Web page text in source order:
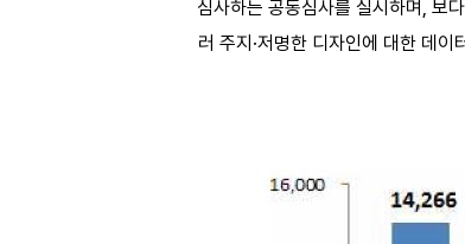
심사하는 공동심사를 실시하며, 보
러 주지·저명한 디자인에 대한 데